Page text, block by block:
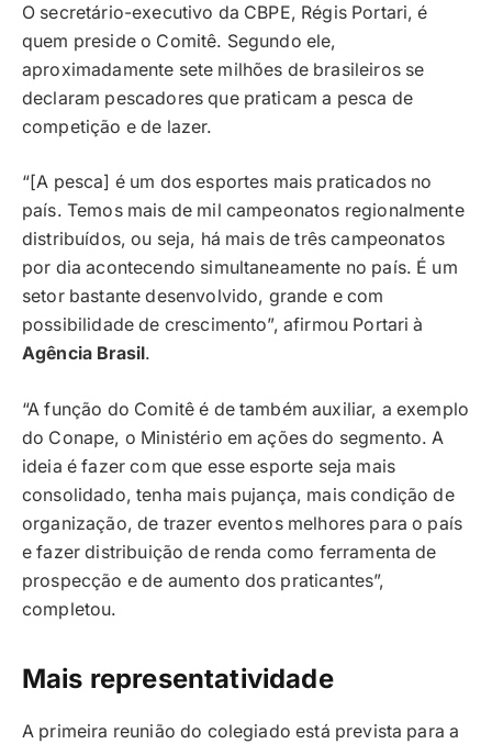
O secretário-executivo da CBPE, Régis Portari, é
quem preside o Comitê. Segundo ele,
aproximadamente sete milhões de brasileiros se
declaram pescadores que praticam a pesca de
competição e de lazer.
“[A pesca] é um dos esportes mais praticados no
país. Temos mais de mil campeonatos regionalmente
distribuídos, ou seja, há mais de três campeonatos
por dia acontecendo simultaneamente no país. É um
setor bastante desenvolvido, grande e com
possibilidade de crescimento”, afirmou Portari à
Agência Brasil.
“A função do Comitê é de também auxiliar, a exemplo
do Conape, o Ministério em ações do segmento. A
ideia é fazer com que esse esporte seja mais
consolidado, tenha mais pujança, mais condição de
organização, de trazer eventos melhores para o país
e fazer distribuição de renda como ferramenta de
prospecção e de aumento dos praticantes”,
completou.
Mais representatividade
A primeira reunião do colegiado está prevista para a